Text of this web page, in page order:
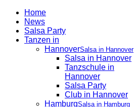
Home
News
Salsa Party
Tanzen in
HannoverSalsa in Hannover
Salsa in Hannover
Tanzschule in
Hannover
Salsa Party
Club in Hannover
HamburgSalsa in Hamburg